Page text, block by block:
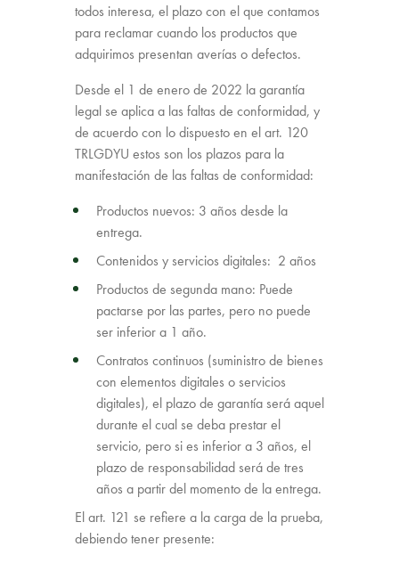
todos interesa, el plazo con el que contamos
para reclamar cuando los productos que
adquirimos presentan averías o defectos.
Desde el 1 de enero de 2022 la garantía
legal se aplica a las faltas de conformidad, y
de acuerdo con lo dispuesto en el art. 120
TRLGDYU estos son los plazos para la
manifestación de las faltas de conformidad:
Productos nuevos: 3 años desde la
entrega.
Contenidos y servicios digitales: 2 años
Productos de segunda mano: Puede
pactarse por las partes, pero no puede
ser inferior a 1 año.
Contratos continuos (suministro de bienes
con elementos digitales o servicios
digitales), el plazo de garantía será aquel
durante el cual se deba prestar el
servicio, pero si es inferior a 3 años, el
plazo de responsabilidad será de tres
años a partir del momento de la entrega.
El art. 121 se refiere a la carga de la prueba,
debiendo tener presente: